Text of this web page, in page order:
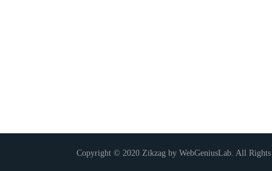
Copyright © 2020 Zikzag by WebGeniusLab. All Rights